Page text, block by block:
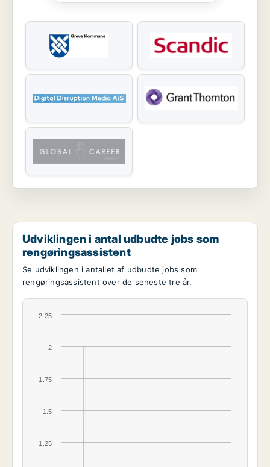
Udviklingen i antal udbudte jobs som
rengøringsassistent
Se udviklingen i antallet af udbudte jobs som
rengøringsassistent over de seneste tre år.
2
1.25
1.5
1.75
2.25